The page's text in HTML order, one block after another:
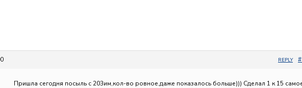
REPLY
Пришла сегодня посыль с 203им,кол-во ровное,даже показалось больше))) Сделал 1 к 15